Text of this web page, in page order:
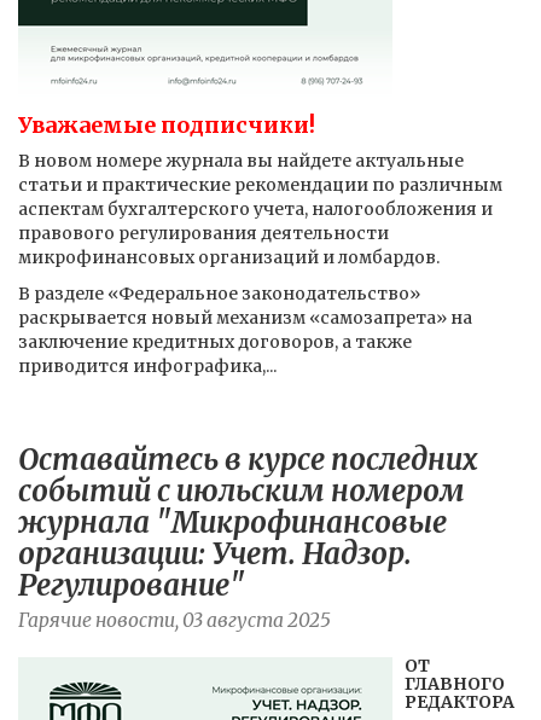
Уважаемые подписчики!
В новом номере журнала вы найдете актуальные
статьи и практические рекомендации по различным
аспектам бухгалтерского учета, налогообложения и
правового регулирования деятельности
микрофинансовых организаций и ломбардов.
В разделе «Федеральное законодательство»
раскрывается новый механизм «самозапрета» на
заключение кредитных договоров, а также
приводится инфографика,...
Оставайтесь в курсе последних
событий с июльским номером
журнала "Микрофинансовые
организации: Учет. Надзор.
Регулирование"
Гарячие новости, 03 августа 2025
ОТ
ГЛАВНОГО
РЕДАКТОРА